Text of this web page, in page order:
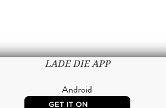
LADE DIE APP
Android